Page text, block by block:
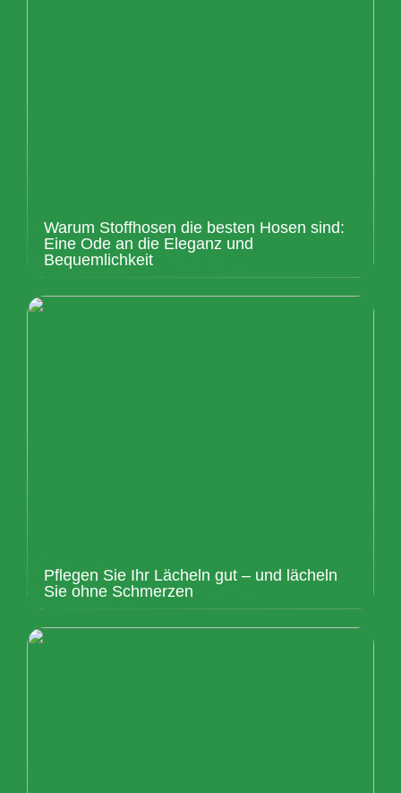
Warum Stoffhosen die besten Hosen sind:
Eine Ode an die Eleganz und
Bequemlichkeit
Pflegen Sie Ihr Lächeln gut – und lächeln
Sie ohne Schmerzen